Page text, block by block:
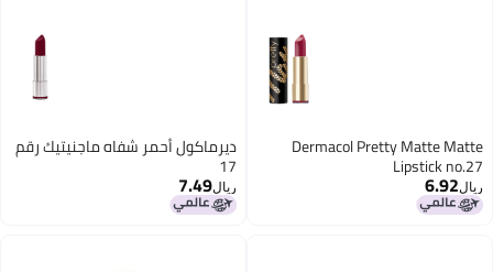
Dermacol Pretty Matte Matte
Lipstick no.27
ريال6.92
12
ديرماكول أحمر شفاه ماجنيتيك رقم
17
ريال7.49